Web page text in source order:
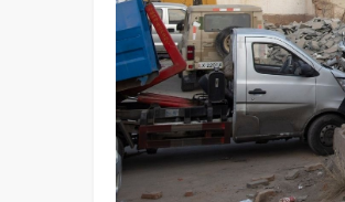
GIẢI TRÍ
Mỹ Linh Từng Xin Loại Sớm Tại Chị Đẹp
Với Lý Do Xót Xa, Viết…